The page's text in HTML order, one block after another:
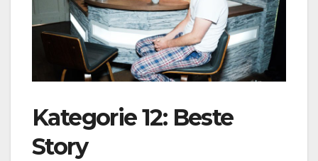
Kategorie 12: Beste
Story